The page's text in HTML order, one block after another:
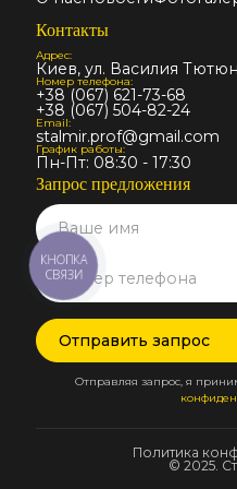
обязательным
устройстве
кровель.
Где применяется гидробарьер и паробарьер
Кровельные
используются для:
скатных
утепленных
каркасных
чердачных
складских
Контакты
Адрес:
Киев, ул. Василия
Номер телефона:
+38 (067) 621-73-68
+38 (067) 504-82-24
Email:
stalmir.prof@gmail.com
График работы:
Пн-Пт: 08:30 - 17:30
Запрос предложения
Отправляя запрос, я
© 2025.
Политика
КНОПКА
СВЯЗИ